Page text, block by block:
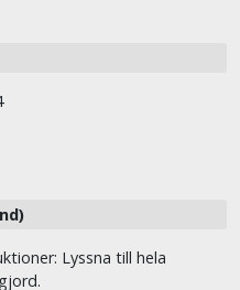
Lyssna till hela